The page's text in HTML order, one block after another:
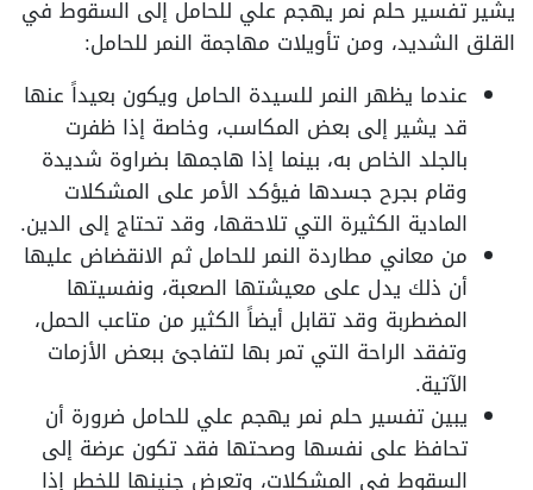
يشير تفسير حلم نمر يهجم علي للحامل إلى السقوط في
القلق الشديد، ومن تأويلات مهاجمة النمر للحامل:
عندما يظهر النمر للسيدة الحامل ويكون بعيداً عنها
قد يشير إلى بعض المكاسب، وخاصة إذا ظفرت
بالجلد الخاص به، بينما إذا هاجمها بضراوة شديدة
وقام بجرح جسدها فيؤكد الأمر على المشكلات
المادية الكثيرة التي تلاحقها، وقد تحتاج إلى الدين.
من معاني مطاردة النمر للحامل ثم الانقضاض عليها
أن ذلك يدل على معيشتها الصعبة، ونفسيتها
المضطربة وقد تقابل أيضاً الكثير من متاعب الحمل،
وتفقد الراحة التي تمر بها لتفاجئ ببعض الأزمات
الآتية.
يبين تفسير حلم نمر يهجم علي للحامل ضرورة أن
تحافظ على نفسها وصحتها فقد تكون عرضة إلى
السقوط في المشكلات، وتعرض جنينها للخطر إذا